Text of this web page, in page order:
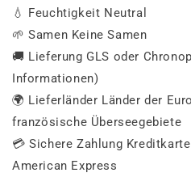
💧 Feuchtigkeit Neutral
🌱 Samen Keine Samen
🚚 Lieferung GLS oder
Informationen)
🌍 Lieferländer Länder der
französische Überseegebiete
💳 Sichere Zahlung
American Express